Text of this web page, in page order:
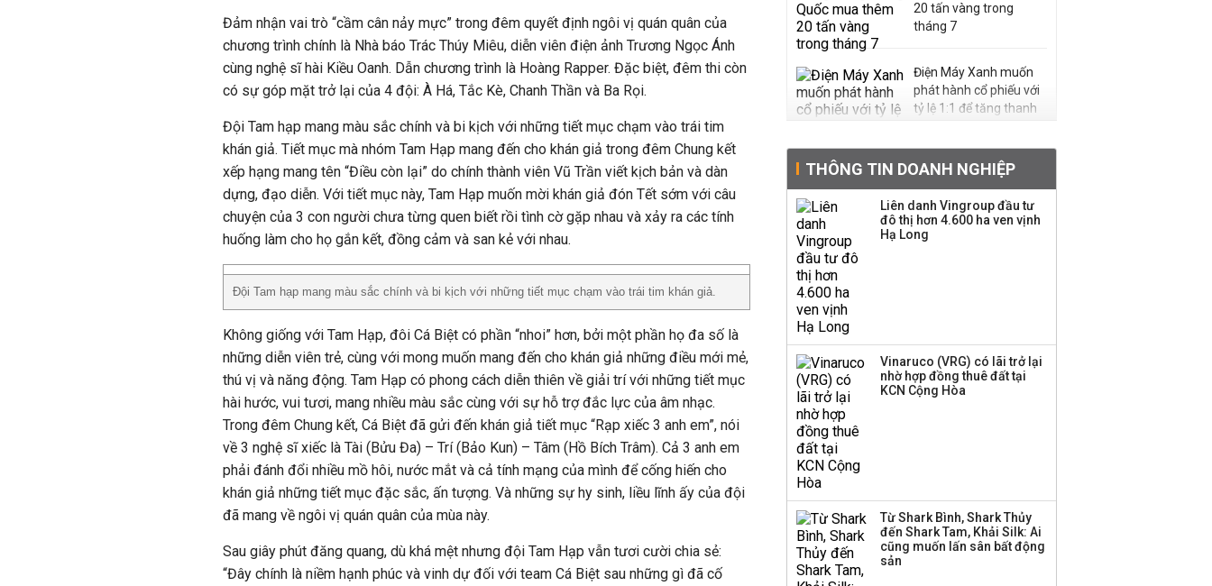
Đảm nhận vai trò “cầm cân nảy mực” trong đêm quyết định ngôi vị quán quân của
chương trình chính là Nhà báo Trác Thúy Miêu, diễn viên điện ảnh Trương Ngọc Ánh
cùng nghệ sĩ hài Kiều Oanh. Dẫn chương trình là Hoàng Rapper. Đặc biệt, đêm thi còn
có sự góp mặt trở lại của 4 đội: À Há, Tắc Kè, Chanh Thần và Ba Rọi.
Đội Tam hạp mang màu sắc chính và bi kịch với những tiết mục chạm vào trái tim
khán giả. Tiết mục mà nhóm Tam Hạp mang đến cho khán giả trong đêm Chung kết
xếp hạng mang tên “Điều còn lại” do chính thành viên Vũ Trần viết kịch bản và dàn
dựng, đạo diễn. Với tiết mục này, Tam Hạp muốn mời khán giả đón Tết sớm với câu
chuyện của 3 con người chưa từng quen biết rồi tình cờ gặp nhau và xảy ra các tính
huống làm cho họ gắn kết, đồng cảm và san kẻ với nhau.
Đội Tam hạp mang màu sắc chính và bi kịch với những tiết mục chạm vào trái tim khán giả.
Không giống với Tam Hạp, đôi Cá Biệt có phần “nhoi” hơn, bởi một phần họ đa số là
những diễn viên trẻ, cùng với mong muốn mang đến cho khán giả những điều mới mẻ,
thú vị và năng động. Tam Hạp có phong cách diễn thiên về giải trí với những tiết mục
hài hước, vui tươi, mang nhiều màu sắc cùng với sự hỗ trợ đắc lực của âm nhạc.
Trong đêm Chung kết, Cá Biệt đã gửi đến khán giả tiết mục “Rạp xiếc 3 anh em”, nói
về 3 nghệ sĩ xiếc là Tài (Bửu Đa) – Trí (Bảo Kun) – Tâm (Hồ Bích Trâm). Cả 3 anh em
phải đánh đổi nhiều mồ hôi, nước mắt và cả tính mạng của mình để cống hiến cho
khán giả những tiết mục đặc sắc, ấn tượng. Và những sự hy sinh, liều lĩnh ấy của đội
đã mang về ngôi vị quán quân của mùa này.
Sau giây phút đăng quang, dù khá mệt nhưng đội Tam Hạp vẫn tươi cười chia sẻ:
“Đây chính là niềm hạnh phúc và vinh dự đối với team Cá Biệt sau những gì đã cố
20 tấn vàng trong
tháng 7
Điện Máy Xanh muốn
phát hành cổ phiếu với
tỷ lệ 1:1 để tăng thanh
Sau nhịp điều chỉnh
mạnh, CTCK nhìn thấy
cơ hội ở nhóm cổ phiếu
nào?
hàng
TOP 10 ngân hàng lãi
Công ty 100 tỷ của
Huấn Hoa Hồng bỗng
dưng ‘biến mất’, một
THÔNG TIN DOANH NGHIỆP
Liên danh Vingroup đầu tư
đô thị hơn 4.600 ha ven vịnh
Hạ Long
Vinaruco (VRG) có lãi trở lại
nhờ hợp đồng thuê đất tại
KCN Cộng Hòa
Từ Shark Bình, Shark Thủy
đến Shark Tam, Khải Silk: Ai
cũng muốn lấn sân bất động
sản